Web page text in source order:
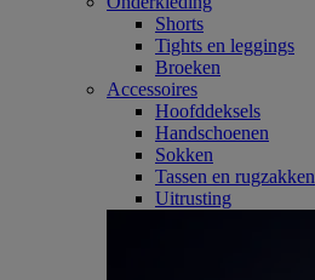
Shorts
Tights en leggings
Broeken
Accessoires
Hoofddeksels
Handschoenen
Sokken
Tassen en rugzakken
Uitrusting